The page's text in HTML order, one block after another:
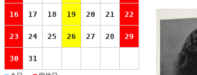
16 17 18 19 20 21 22
23 24 25 26 27 28 29
30 31